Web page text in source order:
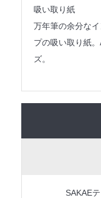
吸い取り紙
万年筆の余分な
プの吸い取り紙
ズ。
SAKAE